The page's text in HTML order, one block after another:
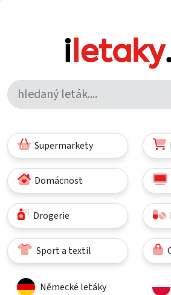
Supermarkety
Domácnost
Drogerie
Sport a textil
Německé letáky